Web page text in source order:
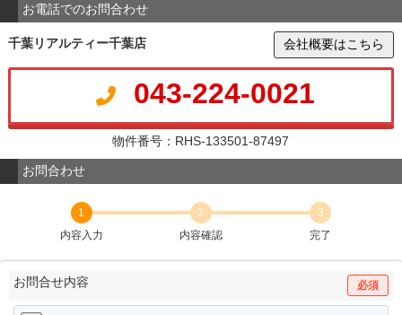
お電話でのお問合わせ
千葉リアルティー千葉店 会社概要はこちら
043-224-0021
物件番号：RHS-133501-87497
お問合わせ
1
内容入力
2
内容確認
3
完了
お問合せ内容 必須